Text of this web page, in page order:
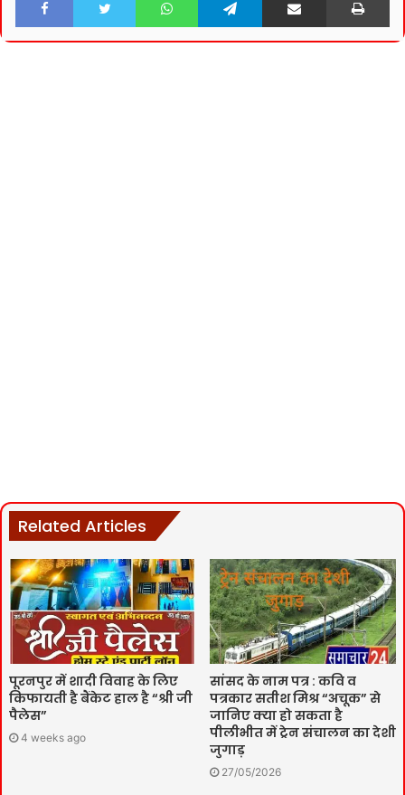
Related Articles
पूरनपुर में शादी विवाह के लिए
किफायती है बैंकेट हाल है “श्री जी
पैलेस”
4 weeks ago
सांसद के नाम पत्र : कवि व
पत्रकार सतीश मिश्र “अचूक” से
जानिए क्या हो सकता है
पीलीभीत में ट्रेन संचालन का देशी
जुगाड़
27/05/2026